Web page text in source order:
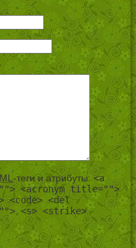
-теги и атрибуты:<a
<acronym title="">
<code> <del
<s> <strike>